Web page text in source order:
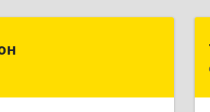
обл, Бузулук г,